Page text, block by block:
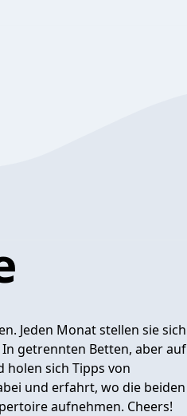
Jeden Monat stellen sie sich
getrennten Betten, aber auf
holen sich Tipps von
und erfahrt, wo die beiden
aufnehmen. Cheers!